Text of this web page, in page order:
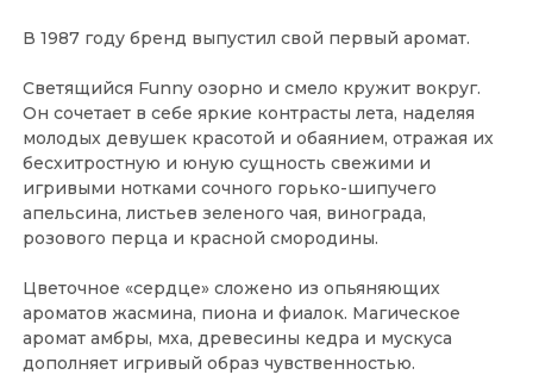
В 1987 году бренд выпустил свой первый аромат.
Светящийся Funny озорно и смело кружит вокруг.
Он сочетает в себе яркие контрасты лета, наделяя
молодых девушек красотой и обаянием, отражая их
бесхитростную и юную сущность свежими и
игривыми нотками сочного горько-шипучего
апельсина, листьев зеленого чая, винограда,
розового перца и красной смородины.
Цветочное «сердце» сложено из опьяняющих
ароматов жасмина, пиона и фиалок. Магическое
аромат амбры, мха, древесины кедра и мускуса
дополняет игривый образ чувственностью.